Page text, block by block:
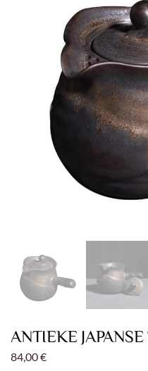
ANTIEKE
84,00€